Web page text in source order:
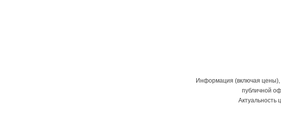
Информация (включая цены),
публичной
Актуальность